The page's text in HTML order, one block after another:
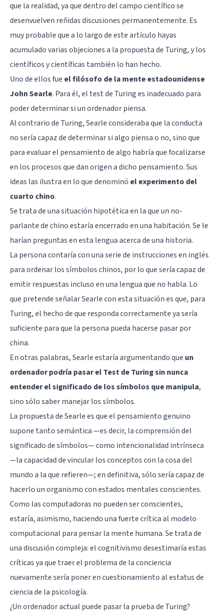
que la realidad, ya que dentro del campo científico se
desenvuelven reñidas discusiones permanentemente. Es
muy probable que a lo largo de este artículo hayas
acumulado varias objeciones a la propuesta de Turing, y los
científicos y científicas también lo han hecho.
Uno de ellos fue el filósofo de la mente estadounidense
John Searle. Para él, el test de Turing es inadecuado para
poder determinar si un ordenador piensa.
Al contrario de Turing, Searle consideraba que la conducta
no sería capaz de determinar si algo piensa o no, sino que
para evaluar el pensamiento de algo habría que focalizarse
en los procesos que dan origen a dicho pensamiento. Sus
ideas las ilustra en lo que denominó el experimento del
cuarto chino.
Se trata de una situación hipotética en la que un no-
parlante de chino estaría encerrado en una habitación. Se le
harían preguntas en esta lengua acerca de una historia.
La persona contaría con una serie de instrucciones en inglés
para ordenar los símbolos chinos, por lo que sería capaz de
emitir respuestas incluso en una lengua que no habla. Lo
que pretende señalar Searle con esta situación es que, para
Turing, el hecho de que responda correctamente ya sería
suficiente para que la persona pueda hacerse pasar por
china.
En otras palabras, Searle estaría argumentando que un
ordenador podría pasar el Test de Turing sin nunca
entender el significado de los símbolos que manipula,
sino sólo saber manejar los símbolos.
La propuesta de Searle es que el pensamiento genuino
supone tanto semántica —es decir, la comprensión del
significado de símbolos— como intencionalidad intrínseca
—la capacidad de vincular los conceptos con la cosa del
mundo a la que refieren—; en definitiva, sólo sería capaz de
hacerlo un organismo con estados mentales conscientes.
Como las computadoras no pueden ser conscientes,
estaría, asimismo, haciendo una fuerte crítica al modelo
computacional para pensar la mente humana. Se trata de
una discusión compleja: el cognitivismo desestimaría estas
críticas ya que traer el problema de la conciencia
nuevamente sería poner en cuestionamiento al estatus de
ciencia de la psicología.
¿Un ordenador actual puede pasar la prueba de Turing?